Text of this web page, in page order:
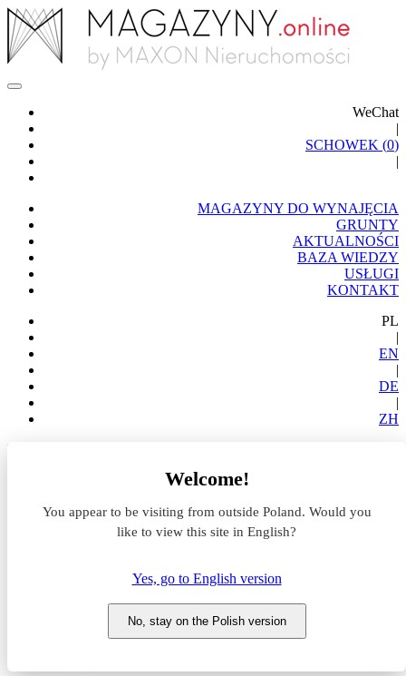
WeChat
|
SCHOWEK (0)
|
MAGAZYNY DO WYNAJĘCIA
GRUNTY
AKTUALNOŚCI
BAZA WIEDZY
USŁUGI
KONTAKT
PL
|
EN
|
DE
|
ZH
Welcome!
You appear to be visiting from outside Poland. Would you
like to view this site in English?
Yes, go to English version
No, stay on the Polish version
Lokalizacja